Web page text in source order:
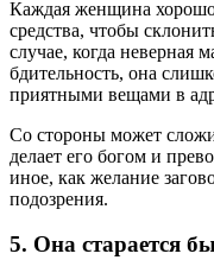
Каждая женщина
средства, чтобы
случае, когда неверная
бдительность, она
приятными вещами в
Со стороны может
делает его богом и
иное, как желание
подозрения.
5. Она старается